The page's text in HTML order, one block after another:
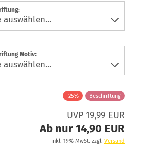
Motiv:
-25% Beschriftung
UVP 19,99 EUR
Ab nur 14,90 EUR
inkl. 19% MwSt. zzgl. Versand